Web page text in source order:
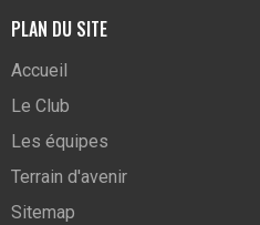
PLAN DU SITE
Accueil
Le Club
Les équipes
Terrain d'avenir
Sitemap